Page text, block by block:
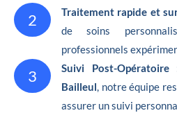
2 Traitement rapide et
de soins
professionnels
3 Suivi Post-Opératoire
Bailleul , notre équipe
assurer un suivi